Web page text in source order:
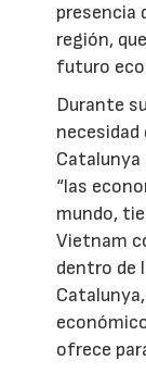
presencia
región,
futuro
Durante
Catalunya
“las
mundo,
Vietnam
dentro de
ofrece